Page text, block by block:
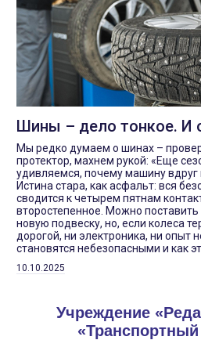
Шины – дело тонкое. И
Мы редко думаем о шинах –
протектор, махнем рукой: «Еще
удивляемся, почему машину вдруг
Истина стара, как асфальт: вся
сводится к четырем пятнам
второстепенное. Можно
новую подвеску, но, если колеса
дорогой, ни электроника, ни опыт
становятся небезопасными и как
10.10.2025
Учреждение
«Транспортный